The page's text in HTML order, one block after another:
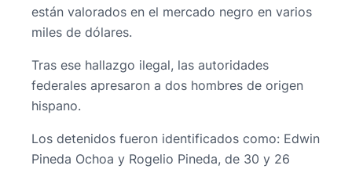
están valorados en el mercado negro en varios
miles de dólares.
Tras ese hallazgo ilegal, las autoridades
federales apresaron a dos hombres de origen
hispano.
Los detenidos fueron identificados como: Edwin
Pineda Ochoa y Rogelio Pineda, de 30 y 26